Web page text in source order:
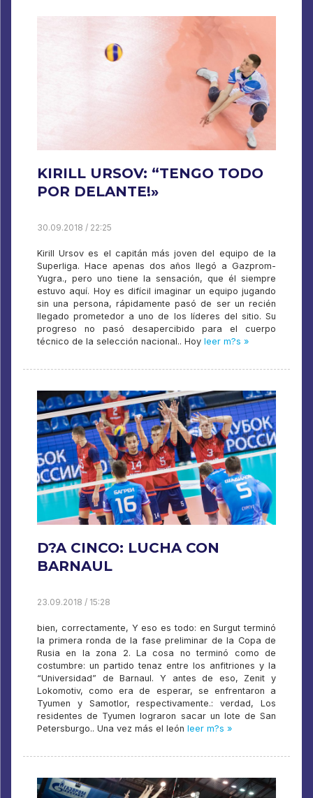
KIRILL URSOV: “TENGO TODO
POR DELANTE!»
30.09.2018 / 22:25
Kirill Ursov es el capitán más joven del equipo de la
Superliga. Hace apenas dos años llegó a Gazprom-
Yugra., pero uno tiene la sensación, que él siempre
estuvo aquí. Hoy es difícil imaginar un equipo jugando
sin una persona, rápidamente pasó de ser un recién
llegado prometedor a uno de los líderes del sitio. Su
progreso no pasó desapercibido para el cuerpo
técnico de la selección nacional.. Hoy leer m?s »
D?A CINCO: LUCHA CON
BARNAUL
23.09.2018 / 15:28
bien, correctamente, Y eso es todo: en Surgut terminó
la primera ronda de la fase preliminar de la Copa de
Rusia en la zona 2. La cosa no terminó como de
costumbre: un partido tenaz entre los anfitriones y la
“Universidad” de Barnaul. Y antes de eso, Zenit y
Lokomotiv, como era de esperar, se enfrentaron a
Tyumen y Samotlor, respectivamente.: verdad, Los
residentes de Tyumen lograron sacar un lote de San
Petersburgo.. Una vez más el león leer m?s »